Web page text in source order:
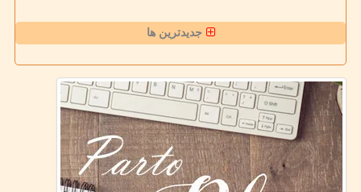
جدیدترین ها